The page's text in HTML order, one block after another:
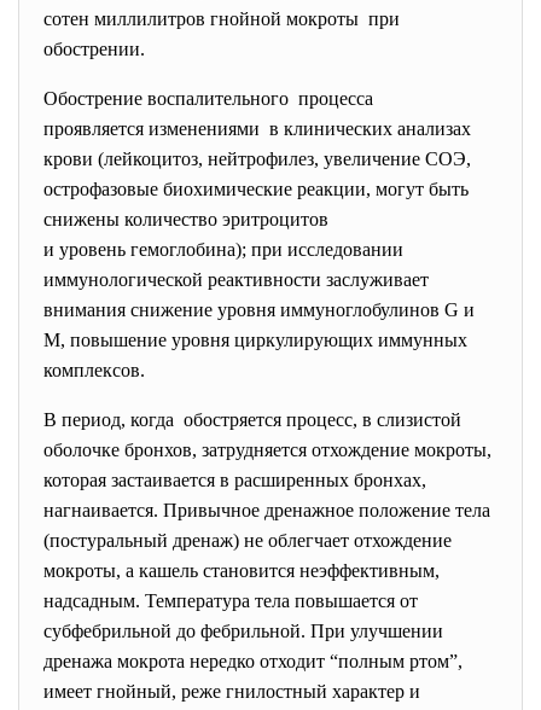
сотен миллилитров гнойной мокроты при
обострении.
Обострение воспалительного процесса
проявляется изменениями в клинических анализах
крови (лейкоцитоз, нейтрофилез, увеличение СОЭ,
острофазовые биохимические реакции, могут быть
снижены количество эритроцитов
и уровень гемоглобина); при исследовании
иммунологической реактивности заслуживает
внимания снижение уровня иммуноглобулинов G и
M, повышение уровня циркулирующих иммунных
комплексов.
В период, когда обостряется процесс, в слизистой
оболочке бронхов, затрудняется отхождение мокроты,
которая застаивается в расширенных бронхах,
нагнаивается. Привычное дренажное положение тела
(постуральный дренаж) не облегчает отхождение
мокроты, а кашель становится неэффективным,
надсадным. Температура тела повышается от
субфебрильной до фебрильной. При улучшении
дренажа мокрота нередко отходит “полным ртом”,
имеет гнойный, реже гнилостный характер и